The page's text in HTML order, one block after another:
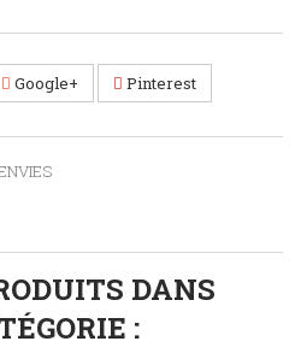
Google+ Pinterest
DANS
: